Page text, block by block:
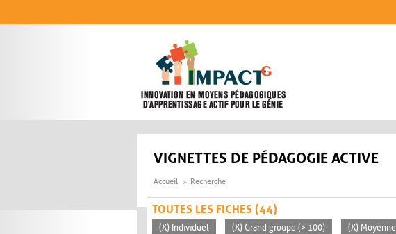
VIGNETTES DE PÉDAGOGIE ACTIVE
Accueil Recherche
TOUTES LES FICHES (44)
(X) Individuel (X) Grand groupe (> 100) (X) Moyenne